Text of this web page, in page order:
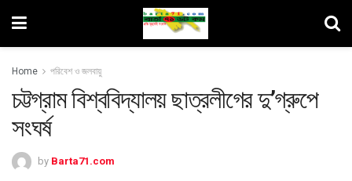
Home পরিবেশ ও জলবায়ু
চট্টগ্রাম বিশ্ববিদ্যালয় ছাত্রলীগের দু’গ্রুপে
সংঘর্ষ
by Barta71.com